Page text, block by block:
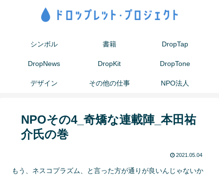
シンボル 書籍 DropTap
DropNews DropKit DropTone
デザイン その他の仕事 NPO法人
NPOその4_奇矯な連載陣_本田祐
介氏の巻
2021.05.04
もう、ネスコプラズム、と言った方が通りが良いんじゃないか